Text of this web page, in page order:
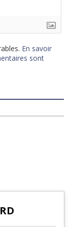
En savoir
sont